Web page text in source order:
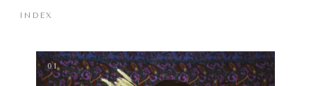
INDEX
01